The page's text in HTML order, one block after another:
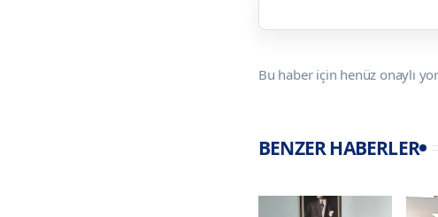
Bu haber için henüz onaylı
BENZER HABERLER